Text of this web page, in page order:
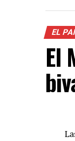
EL
El